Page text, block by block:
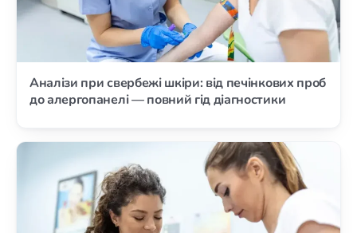
Аналізи при свербежі шкіри: від печінкових проб
до алергопанелі — повний гід діагностики